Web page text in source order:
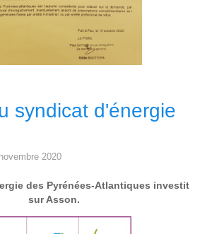
syndicat d'énergie
2020
des Pyrénées-Atlantiques investit
sur Asson.